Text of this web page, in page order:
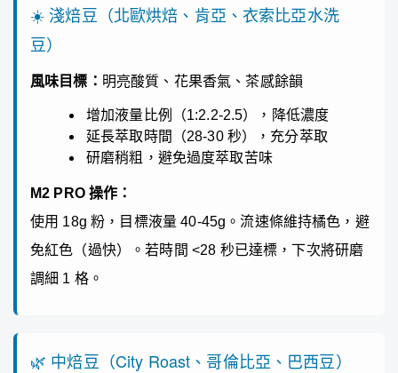
☀️ 淺焙豆（北歐烘焙、肯亞、衣索比亞水洗
豆）
風味目標： 明亮酸質、花果香氣、茶感餘韻
增加液量比例（1:2.2-2.5），降低濃度
延長萃取時間（28-30 秒），充分萃取
研磨稍粗，避免過度萃取苦味
M2 PRO 操作：
使用 18g 粉，目標液量 40-45g。流速條維持橘色，避
免紅色（過快）。若時間 <28 秒已達標，下次將研磨
調細 1 格。
🌿 中焙豆（City Roast、哥倫比亞、巴西豆）